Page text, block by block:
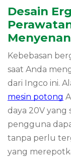
Desain
Kebebasan
saat Anda
dari Ingco ini.
mesin potong
daya 20V yang
pengguna
tanpa perlu
yang